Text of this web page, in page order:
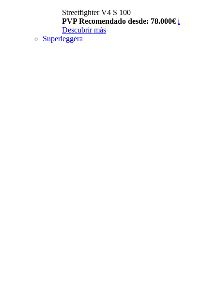
Streetfighter V4 S 100
PVP Recomendado desde: 78.000€ i
Descubrir más
Superleggera